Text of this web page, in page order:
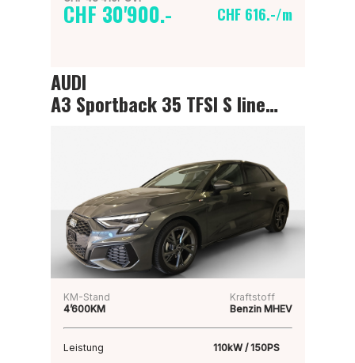
CHF 30'900.- CHF 616.-/m
AUDI
A3 Sportback 35 TFSI S line Attraction
KM-Stand
4’600KM
Kraftstoff
Benzin MHEV
Leistung 110kW / 150PS